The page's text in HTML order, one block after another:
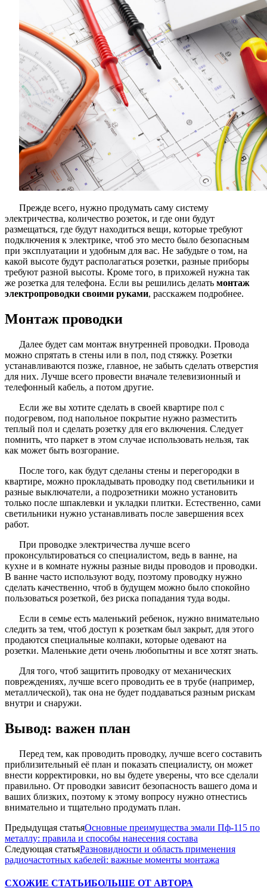
Прежде всего, нужно продумать саму систему
электричества, количество розеток, и где они будут
размещаться, где будут находиться вещи, которые требуют
подключения к электрике, чтоб это место было безопасным
при эксплуатации и удобным для вас. Не забудьте о том, на
какой высоте будут располагаться розетки, разные приборы
требуют разной высоты. Кроме того, в прихожей нужна так
же розетка для телефона. Если вы решились делать монтаж
электропроводки своими руками, расскажем подробнее.
Монтаж проводки
Далее будет сам монтаж внутренней проводки. Провода
можно спрятать в стены или в пол, под стяжку. Розетки
устанавливаются позже, главное, не забыть сделать отверстия
для них. Лучше всего провести вначале телевизионный и
телефонный кабель, а потом другие.
Если же вы хотите сделать в своей квартире пол с
подогревом, под напольное покрытие нужно разместить
теплый пол и сделать розетку для его включения. Следует
помнить, что паркет в этом случае использовать нельзя, так
как может быть возгорание.
После того, как будут сделаны стены и перегородки в
квартире, можно прокладывать проводку под светильники и
разные выключатели, а подрозетники можно установить
только после шпаклевки и укладки плитки. Естественно, сами
светильники нужно устанавливать после завершения всех
работ.
При проводке электричества лучше всего
проконсультироваться со специалистом, ведь в ванне, на
кухне и в комнате нужны разные виды проводов и проводки.
В ванне часто используют воду, поэтому проводку нужно
сделать качественно, чтоб в будущем можно было спокойно
пользоваться розеткой, без риска попадания туда воды.
Если в семье есть маленький ребенок, нужно внимательно
следить за тем, чтоб доступ к розеткам был закрыт, для этого
продаются специальные колпаки, которые одевают на
розетки. Маленькие дети очень любопытны и все хотят знать.
Для того, чтоб защитить проводку от механических
повреждениях, лучше всего проводить ее в трубе (например,
металлической), так она не будет поддаваться разным рискам
внутри и снаружи.
Вывод: важен план
Перед тем, как проводить проводку, лучше всего составить
приблизительный её план и показать специалисту, он может
внести корректировки, но вы будете уверены, что все сделали
правильно. От проводки зависит безопасность вашего дома и
ваших близких, поэтому к этому вопросу нужно отнестись
внимательно и тщательно продумать план.
Предыдущая статьяОсновные преимущества эмали Пф-115 по
металлу: правила и способы нанесения состава
Следующая статьяРазновидности и область применения
радиочастотных кабелей: важные моменты монтажа
СХОЖИЕ СТАТЬИБОЛЬШЕ ОТ АВТОРА